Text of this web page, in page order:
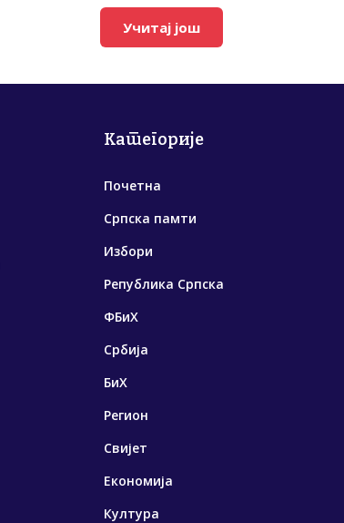
Учитај још
Категорије
Почетна
Српска памти
Избори
Република Српска
ФБиХ
Србија
БиХ
Регион
Свијет
Економија
Култура